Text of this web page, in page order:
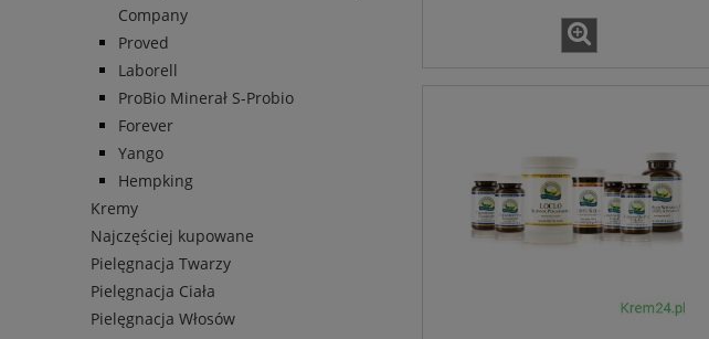
Company
Proved
Laborell
ProBio Minerał S-Probio
Forever
Yango
Hempking
Kremy
Najczęściej kupowane
Pielęgnacja Twarzy
Pielęgnacja Ciała
Pielęgnacja Włosów